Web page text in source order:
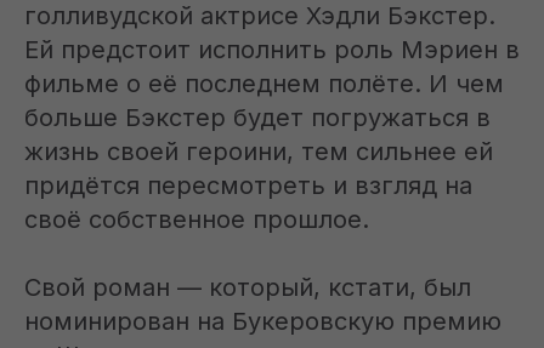
голливудской актрисе Хэдли Бэкстер.
Ей предстоит исполнить роль Мэриен в
фильме о её последнем полёте. И чем
больше Бэкстер будет погружаться в
жизнь своей героини, тем сильнее ей
придётся пересмотреть и взгляд на
своё собственное прошлое.
Свой роман — который, кстати, был
номинирован на Букеровскую премию